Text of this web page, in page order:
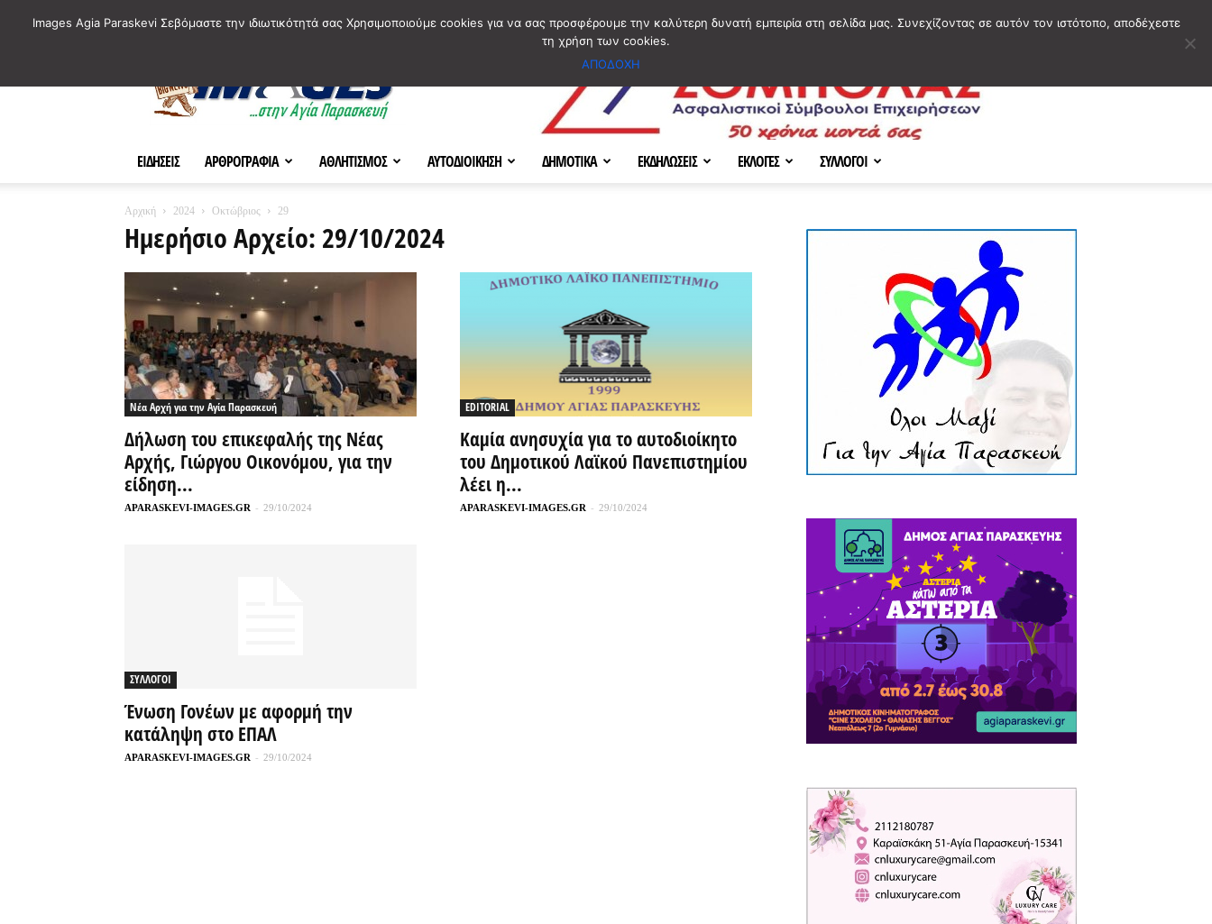
ΕΙΔΗΣΕΙΣ ΑΡΘΡΟΓΡΑΦΙΑ ΑΘΛΗΤΙΣΜΟΣ ΑΥΤΟΔΙΟΙΚΗΣΗ ΔΗΜΟΤΙΚΑ ΕΚΔΗΛΩΣΕΙΣ ΕΚΛΟΓΕΣ ΣΥΛΛΟΓΟΙ
Αρχική 2024 Οκτώβριος 29
Ημερήσιο Αρχείο: 29/10/2024
Νέα Αρχή για την Αγία Παρασκευή
Δήλωση του επικεφαλής της Νέας
Αρχής, Γιώργου Οικονόμου, για την
είδηση...
APARASKEVI-IMAGES.GR - 29/10/2024
EDITORIAL
Καμία ανησυχία για το αυτοδιοίκητο
του Δημοτικού Λαϊκού Πανεπιστημίου
λέει η...
APARASKEVI-IMAGES.GR - 29/10/2024
ΣΥΛΛΟΓΟΙ
Ένωση Γονέων με αφορμή την
κατάληψη στο ΕΠΑΛ
APARASKEVI-IMAGES.GR - 29/10/2024
Images Agia Paraskevi Σεβόμαστε την ιδιωτικότητά σας Χρησιμοποιούμε cookies για να σας προσφέρουμε την καλύτερη δυνατή εμπειρία στη σελίδα μας. Συνεχίζοντας σε αυτόν τον ιστότοπο, αποδέχεστε
τη χρήση των cookies.
ΑΠΟΔΟΧΗ